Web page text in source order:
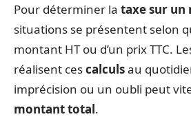
Pour déterminer la taxe sur un
situations se présentent selon
montant HT ou d’un prix TTC.
réalisent cescalculsau
imprécision ou un oubli peut
montant total.